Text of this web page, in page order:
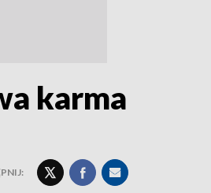
karma